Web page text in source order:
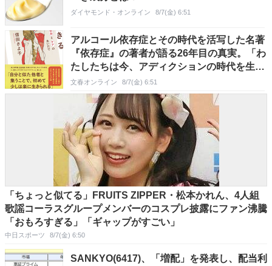
ダイヤモンド・オンライン 8/7(金) 6:51
アルコール依存症とその時代を活写した名著
『依存症』の著者が語る26年目の真実。「わ
たしたちは今、アディクションの時代を生き
ている」
文春オンライン 8/7(金) 6:51
「ちょっと似てる」FRUITS ZIPPER・松本かれん、4人組
歌謡コーラスグループメンバーのコスプレ披露にファン沸騰
「おもろすぎる」「ギャップがすごい」
中日スポーツ 8/7(金) 6:50
SANKYO(6417)、「増配」を発表し、配当利